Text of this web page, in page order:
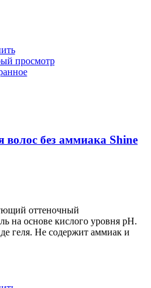
просмотр
волос без аммиака Shine
оттеночный
на основе кислого уровня pH.
геля. Не содержит аммиак и